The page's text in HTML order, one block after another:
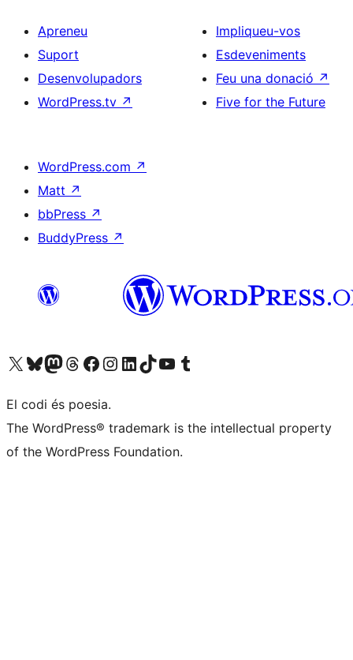
Apreneu
Suport
Desenvolupadors
WordPress.tv ↗
Impliqueu-vos
Esdeveniments
Feu una donació ↗
Five for the Future
WordPress.com ↗
Matt ↗
bbPress ↗
BuddyPress ↗
Visiteu el nostre compte X (abans Twitter)
Visiteu el nostre compte de Bluesky
Visiteu el nostre compte al Mastodon
Visiteu el nostre compte de Threads
Visiteu la nostra pàgina al Facebook
Visiteu el nostre compte d'Instagram
Visiteu el nostre compte de LinkedIn
Visiteu el nostre compte de TikTok
Visiteu el nostre canal al YouTube
Visiteu el nostre compte de Tumblr
El codi és poesia.
The WordPress® trademark is the intellectual property
of the WordPress Foundation.